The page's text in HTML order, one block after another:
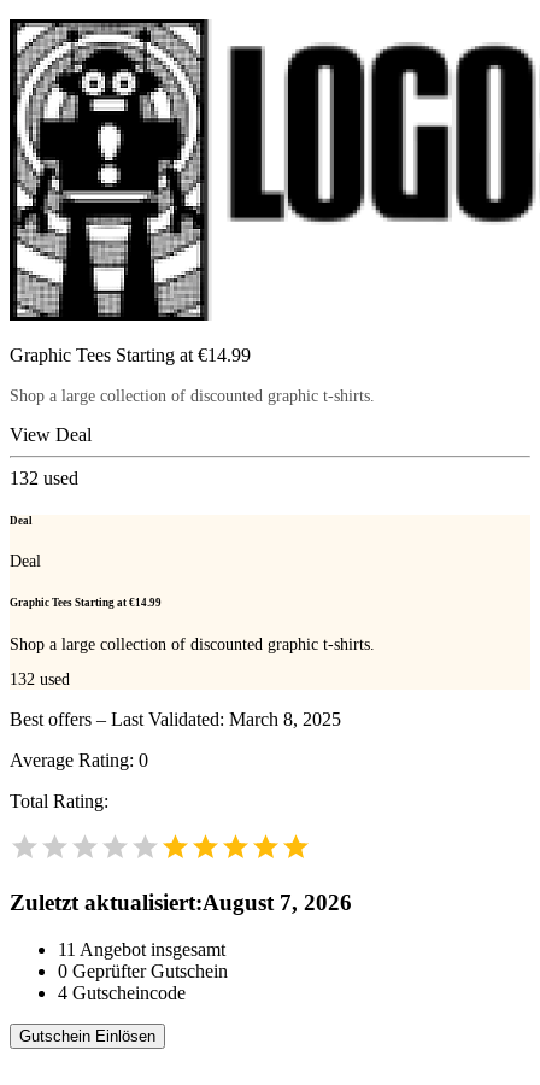
Graphic Tees Starting at €14.99
Shop a large collection of discounted graphic t-shirts.
View Deal
132 used
Deal
Deal
Graphic Tees Starting at €14.99
Shop a large collection of discounted graphic t-shirts.
132 used
Best offers – Last Validated: March 8, 2025
Average Rating: 0
Total Rating:
Zuletzt aktualisiert:August 7, 2026
11 Angebot insgesamt
0 Geprüfter Gutschein
4 Gutscheincode
Gutschein Einlösen